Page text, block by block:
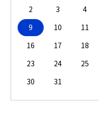
2
3 4
9
10 11
16
17 18
23
24 25
30
31